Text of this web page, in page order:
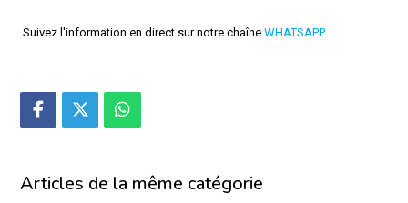
Suivez l'information en direct sur notre chaîne WHATSAPP
Articles de la même catégorie